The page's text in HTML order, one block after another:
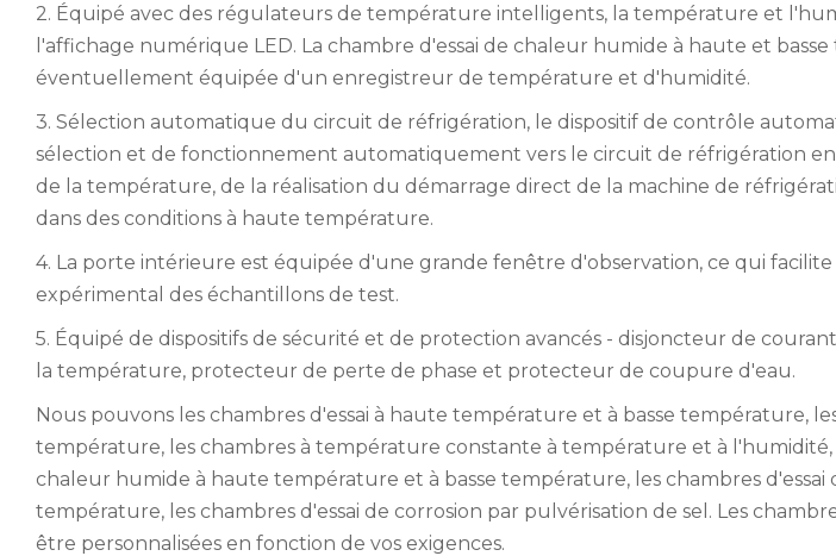
2. Équipé avec des régulateurs de température intelligents, la température et
l'affichage numérique LED. La chambre d'essai de chaleur humide à haute et
éventuellement équipée d'un enregistreur de température et d'humidité.
3. Sélection automatique du circuit de réfrigération, le dispositif de contrôle
sélection et de fonctionnement automatiquement vers le circuit de réfrigération
de la température, de la réalisation du démarrage direct de la machine de
dans des conditions à haute température.
4. La porte intérieure est équipée d'une grande fenêtre d'observation, ce qui
expérimental des échantillons de test.
5. Équipé de dispositifs de sécurité et de protection avancés - disjoncteur de
la température, protecteur de perte de phase et protecteur de coupure d'eau.
Nous pouvons les chambres d'essai à haute température et à basse température,
température, les chambres à température constante à température et à l'humidité,
chaleur humide à haute température et à basse température, les chambres
température, les chambres d'essai de corrosion par pulvérisation de sel. Les
être personnalisées en fonction de vos exigences.